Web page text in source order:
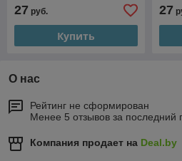
27 руб.
Купить
27
О нас
Рейтинг не сформирован
Менее 5 отзывов за последний
Компания продает на Deal.by